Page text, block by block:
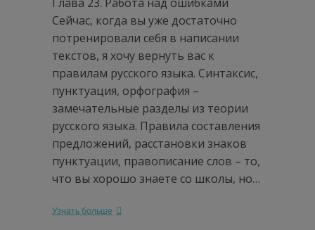
Сейчас, когда вы уже достаточно
потренировали себя в написании
текстов, я хочу вернуть вас к
правилам русского языка. Синтаксис,
пунктуация, орфография –
замечательные разделы из теории
русского языка. Правила составления
предложений, расстановки знаков
пунктуации, правописание слов – то,
что вы хорошо знаете со школы, но…
Узнать больше